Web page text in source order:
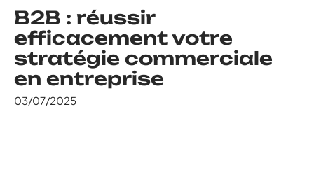
B2B : réussir
efficacement votre
stratégie commerciale
en entreprise
03/07/2025